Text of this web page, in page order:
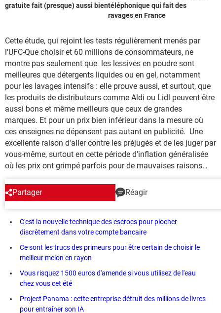
gratuite fait (presque) aussi bientéléphonique qui fait des
ravages en France
Cette étude, qui rejoint les tests régulièrement menés par
l'UFC-Que choisir et 60 millions de consommateurs, ne
montre pas seulement que les lessives en poudre sont
meilleures que détergents liquides ou en gel, notamment
pour les lavages intensifs : elle prouve aussi, et surtout, que
les produits de distributeurs comme Aldi ou Lidl peuvent être
aussi bons et même meilleurs que ceux de grandes
marques. Et pour un prix bien inférieur dans la mesure où
ces enseignes ne dépensent pas autant en publicité. Une
excellente raison d'aller contre les préjugés et de les juger par
vous-même, surtout en cette période d'inflation généralisée
où les prix ont grimpé parfois pour de mauvaises raisons…
Partager Réagir
EN CE MOMENT
C'est la nouvelle technique des escrocs pour piocher
discrètement dans votre compte bancaire
Ce sont les trucs des primeurs pour être certain de choisir le
meilleur melon en rayon
Vous risquez 1500 euros d'amende si vous utilisez de l'eau
chez vous cet été
Project Panama : cette entreprise détruit des millions de livres
pour entraîner son IA